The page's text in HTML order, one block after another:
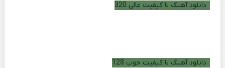
دانلود آهنگ با کیفیت عالی 320
دانلود آهنگ با کیفیت خوب 128